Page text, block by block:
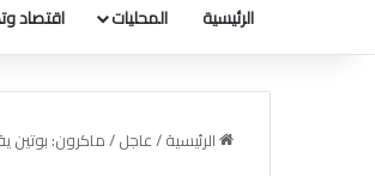
الرئيسية المحليات اقتصاد
الرئيسية/عاجل/ماكرون: بوتين